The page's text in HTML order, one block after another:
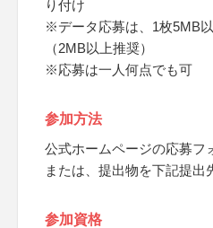
り付け
※データ応募は、1枚5MB
（2MB以上推奨）
※応募は一人何点でも可
参加方法
公式ホームページの応募フ
または、提出物を下記提出
参加資格